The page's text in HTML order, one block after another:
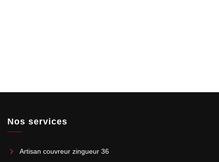
Nos services
Artisan couvreur zingueur 36